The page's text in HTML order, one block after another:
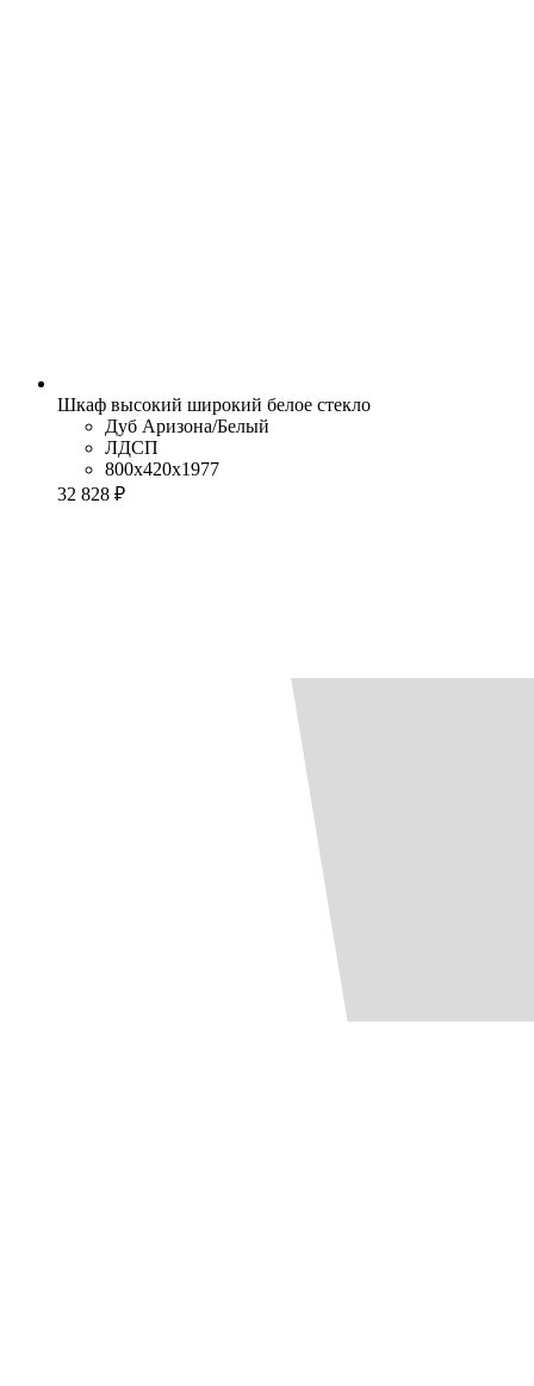
Шкаф высокий широкий белое стекло
Дуб Аризона/Белый
ЛДСП
800x420x1977
32 828 ₽